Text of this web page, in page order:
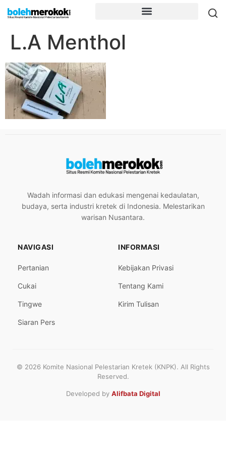
L.A Menthol
Wadah informasi dan edukasi mengenai kedaulatan,
budaya, serta industri kretek di Indonesia. Melestarikan
warisan Nusantara.
NAVIGASI
Pertanian
Cukai
Tingwe
Siaran Pers
INFORMASI
Kebijakan Privasi
Tentang Kami
Kirim Tulisan
© 2026 Komite Nasional Pelestarian Kretek (KNPK). All Rights
Reserved.
Developed by Alifbata Digital